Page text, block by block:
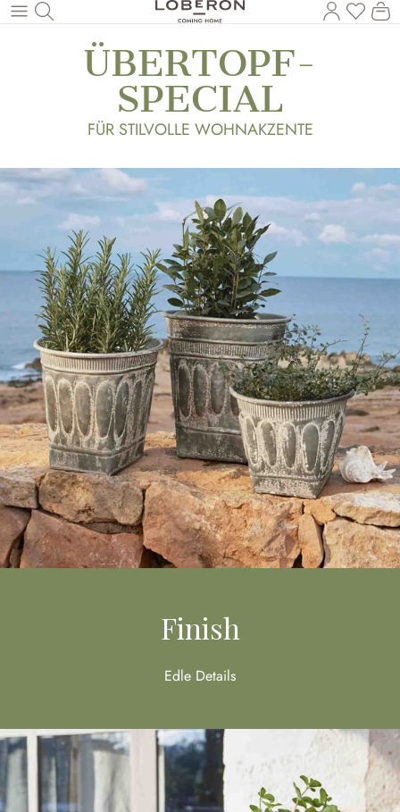
Zum Hauptinhalt springen
Du
ÜBERTOPF-
SPECIAL
FÜR STILVOLLE WOHNAKZENTE
Finish
Edle Details